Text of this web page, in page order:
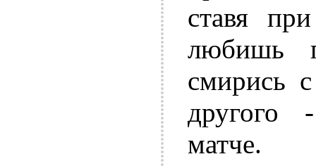
ставя
любишь
смирись
другого
матче.